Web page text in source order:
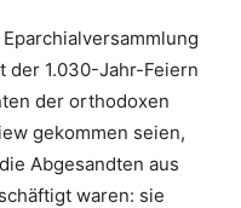
der 1.030-Jahr-Feiern
der orthodoxen
gekommen seien,
Abgesandten aus
waren: sie